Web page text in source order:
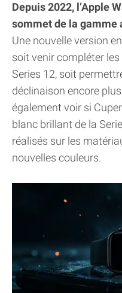
Depuis 2022, l’Apple
sommet de la gamme
Une nouvelle version
soit venir compléter
Series 12, soit
déclinaison encore
également voir si
blanc brillant de la
réalisés sur les
nouvelles couleurs.